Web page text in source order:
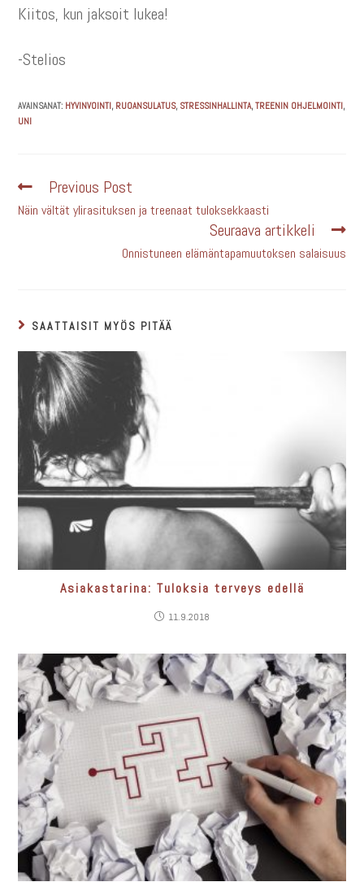
Kiitos, kun jaksoit lukea!
-Stelios
AVAINSANAT: HYVINVOINTI, RUOANSULATUS, STRESSINHALLINTA, TREENIN OHJELMOINTI,
UNI
Previous Post
Näin vältät ylirasituksen ja treenaat tuloksekkaasti
Seuraava artikkeli
Onnistuneen elämäntapamuutoksen salaisuus
SAATTAISIT MYÖS PITÄÄ
Asiakastarina: Tuloksia terveys edellä
11.9.2018